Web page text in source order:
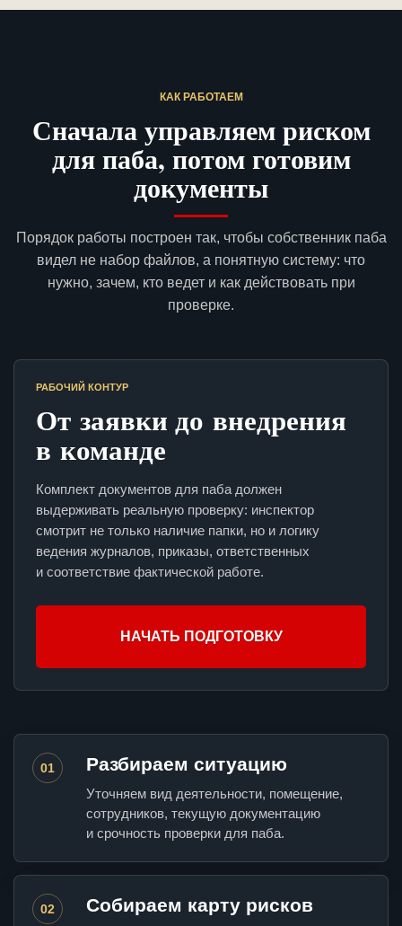
КАК РАБОТАЕМ
Сначала управляем риском
для паба, потом готовим
документы
Порядок работы построен так, чтобы собственник паба
видел не набор файлов, а понятную систему: что
нужно, зачем, кто ведет и как действовать при
проверке.
РАБОЧИЙ КОНТУР
От заявки до внедрения
в команде
Комплект документов для паба должен
выдерживать реальную проверку: инспектор
смотрит не только наличие папки, но и логику
ведения журналов, приказы, ответственных
и соответствие фактической работе.
НАЧАТЬ ПОДГОТОВКУ
01 Разбираем ситуацию
Уточняем вид деятельности, помещение,
сотрудников, текущую документацию
и срочность проверки для паба.
02 Собираем карту рисков